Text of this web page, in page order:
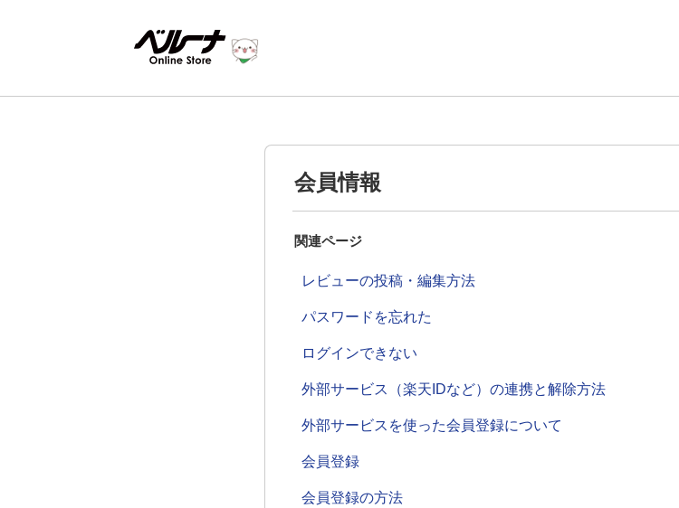
会員情報
関連ページ
レビューの投稿・編集方法
パスワードを忘れた
ログインできない
外部サービス（楽天IDなど）の連携と解除方法
外部サービスを使った会員登録について
会員登録
会員登録の方法